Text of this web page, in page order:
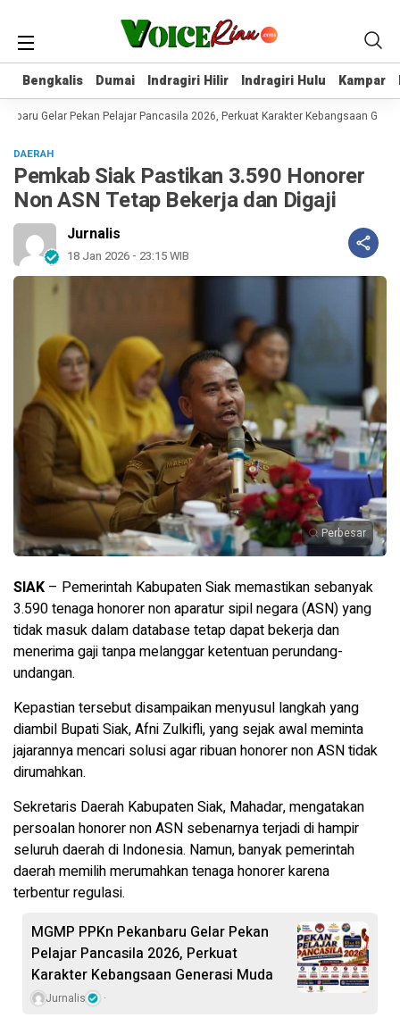
Bengkalis Dumai Indragiri Hilir Indragiri Hulu Kampar
Bengkalis Dumai Indragiri Hilir Indragiri Hulu Kampar
Gelar Pekan Pelajar Pancasila 2026, Perkuat Karakter Kebangsaan
DAERAH
Pemkab Siak Pastikan 3.590 Honorer
Non ASN Tetap Bekerja dan Digaji
Jurnalis
18 Jan 2026 - 23:15 WIB
Perbesar
SIAK – Pemerintah Kabupaten Siak memastikan sebanyak
3.590 tenaga honorer non aparatur sipil negara (ASN) yang
tidak masuk dalam database tetap dapat bekerja dan
menerima gaji tanpa melanggar ketentuan perundang-
undangan.
Kepastian tersebut disampaikan menyusul langkah yang
diambil Bupati Siak, Afni Zulkifli, yang sejak awal meminta
jajarannya mencari solusi agar ribuan honorer non ASN tidak
dirumahkan.
Sekretaris Daerah Kabupaten Siak, Mahadar, mengatakan
persoalan honorer non ASN sebenarnya terjadi di hampir
seluruh daerah di Indonesia. Namun, banyak pemerintah
daerah memilih merumahkan tenaga honorer karena
terbentur regulasi.
MGMP PPKn Pekanbaru Gelar Pekan
Pelajar Pancasila 2026, Perkuat
Karakter Kebangsaan Generasi Muda
Jurnalis